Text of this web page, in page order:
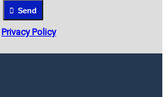
Send
Privacy Policy